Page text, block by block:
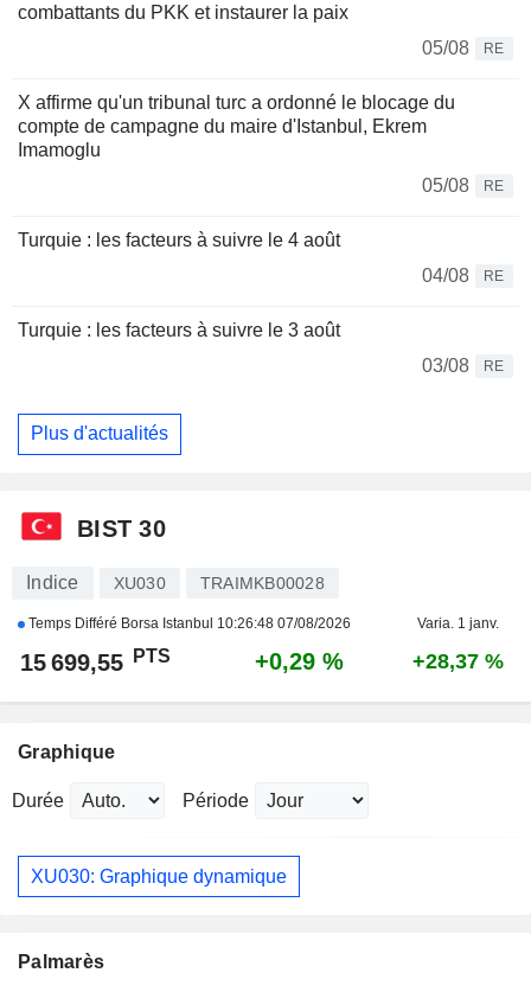
combattants du PKK et instaurer la paix
05/08
RE
X affirme qu'un tribunal turc a ordonné le blocage du
compte de campagne du maire d'Istanbul, Ekrem
Imamoglu
05/08
RE
Turquie : les facteurs à suivre le 4 août
04/08
RE
Turquie : les facteurs à suivre le 3 août
03/08
RE
Plus d'actualités
BIST 30
Indice XU030 TRAIMKB00028
Temps Différé Borsa Istanbul 10:26:48 07/08/2026 Varia. 1 janv.
15 699,55 PTS +0,29 % +28,37 %
Graphique
Durée Période
XU030: Graphique dynamique
Palmarès